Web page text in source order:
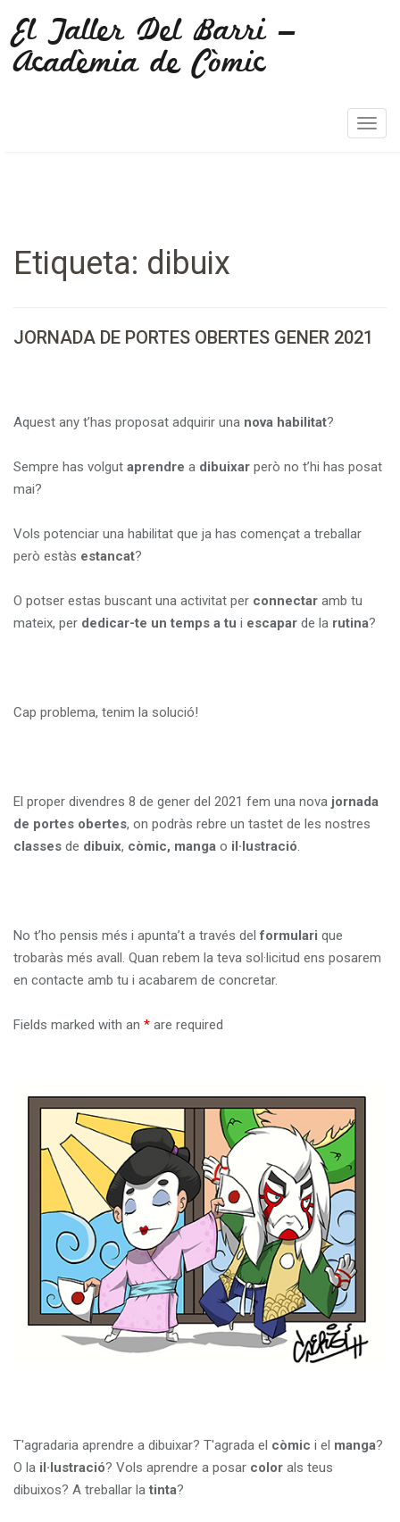
El Taller Del Barri –
Acadèmia de Còmic
T
i
n
Etiqueta: dibuix
JORNADA DE PORTES OBERTES GENER 2021
Aquest any t’has proposat adquirir una nova habilitat?
Sempre has volgut aprendre a dibuixar però no t’hi has posat
mai?
Vols potenciar una habilitat que ja has començat a treballar
però estàs estancat?
O potser estas buscant una activitat per connectar amb tu
mateix, per dedicar-te un temps a tu i escapar de la rutina?
Cap problema, tenim la solució!
El proper divendres 8 de gener del 2021 fem una nova jornada
de portes obertes, on podràs rebre un tastet de les nostres
classes de dibuix, còmic, manga o il·lustració.
No t’ho pensis més i apunta’t a través delformulari que
trobaràs més avall. Quan rebem la teva sol·licitud ens posarem
en contacte amb tu i acabarem de concretar.
Fields marked with an * are required
T'agradaria aprendre a dibuixar? T'agrada el còmic i el manga?
O la il·lustració? Vols aprendre a posar color als teus
dibuixos? A treballar la tinta?